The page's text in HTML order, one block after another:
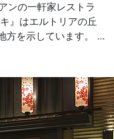
ンの一軒家レストラ
はエルトリアの丘
方を示しています。 …